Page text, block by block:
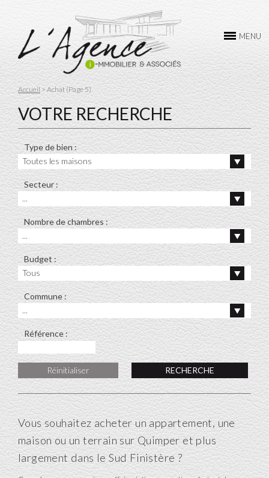
MENU
Accueil > Achat (Page 5)
VOTRE RECHERCHE
Type de bien :
Toutes les maisons
Secteur :
...
Nombre de chambres :
...
Budget :
Tous
Commune :
...
Référence :
Réinitialiser
Vous souhaitez acheter un appartement, une
maison ou un terrain sur Quimper et plus
largement dans le Sud Finistère ?
L’AGENCE
ACHAT
VENTE
LOCATION
GESTION
CONTACTEZ-NOUS